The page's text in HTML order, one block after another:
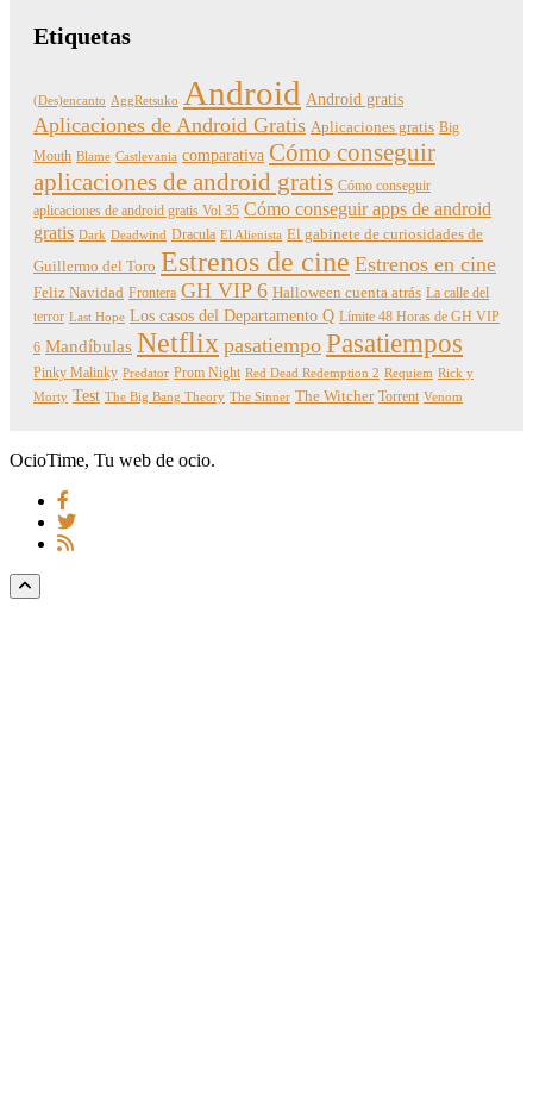
Etiquetas
(Des)encanto AggRetsuko Android Android gratis
Aplicaciones de Android Gratis Aplicaciones gratis Big
Mouth Blame Castlevania comparativa Cómo conseguir
aplicaciones de android gratis Cómo conseguir
aplicaciones de android gratis Vol 35 Cómo conseguir apps de android
gratis Dark Deadwind Dracula El Alienista El gabinete de curiosidades de
Guillermo del Toro Estrenos de cine Estrenos en cine
Feliz Navidad Frontera GH VIP 6 Halloween cuenta atrás La calle del
terror Last Hope Los casos del Departamento Q Límite 48 Horas de GH VIP
6 Mandíbulas Netflix pasatiempo Pasatiempos
Pinky Malinky Predator Prom Night Red Dead Redemption 2 Requiem Rick y
Morty Test The Big Bang Theory The Sinner The Witcher Torrent Venom
OcioTime, Tu web de ocio.